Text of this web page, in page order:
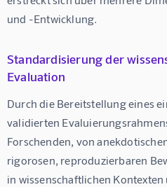
und -Entwicklung.
Standardisierung der
Evaluation
Durch die Bereitstellung eines
validierten
Forschenden, von
rigorosen, reproduzierbaren
in wissenschaftlichen